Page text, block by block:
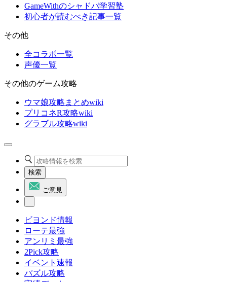
GameWithのシャドバ学習塾
初心者が読むべき記事一覧
その他
全コラボ一覧
声優一覧
その他のゲーム攻略
ウマ娘攻略まとめwiki
プリコネR攻略wiki
グラブル攻略wiki
検索
ご意見
ビヨンド情報
ローテ最強
アンリミ最強
2Pick攻略
イベント速報
パズル攻略